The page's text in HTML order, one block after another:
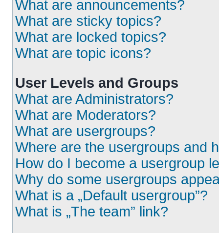
What are announcements?
What are sticky topics?
What are locked topics?
What are topic icons?
User Levels and Groups
What are Administrators?
What are Moderators?
What are usergroups?
Where are the usergroups and
How do I become a usergroup
Why do some usergroups
What is a „Default usergroup”?
What is „The team” link?